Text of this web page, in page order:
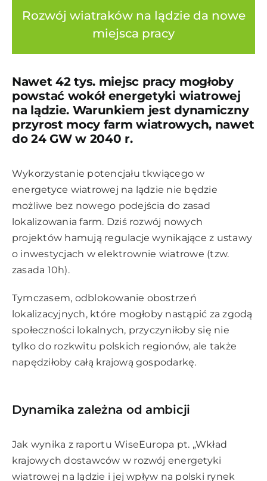
Rozwój wiatraków na lądzie da nowe
miejsca pracy
Nawet 42 tys. miejsc pracy mogłoby
powstać wokół energetyki wiatrowej
na lądzie. Warunkiem jest dynamiczny
przyrost mocy farm wiatrowych, nawet
do 24 GW w 2040 r.
Wykorzystanie potencjału tkwiącego w
energetyce wiatrowej na lądzie nie będzie
możliwe bez nowego podejścia do zasad
lokalizowania farm. Dziś rozwój nowych
projektów hamują regulacje wynikające z ustawy
o inwestycjach w elektrownie wiatrowe (tzw.
zasada 10h).
Tymczasem, odblokowanie obostrzeń
lokalizacyjnych, które mogłoby nastąpić za zgodą
społeczności lokalnych, przyczyniłoby się nie
tylko do rozkwitu polskich regionów, ale także
napędziłoby całą krajową gospodarkę.
Dynamika zależna od ambicji
Jak wynika z raportu WiseEuropa pt. „Wkład
krajowych dostawców w rozwój energetyki
wiatrowej na lądzie i jej wpływ na polski rynek